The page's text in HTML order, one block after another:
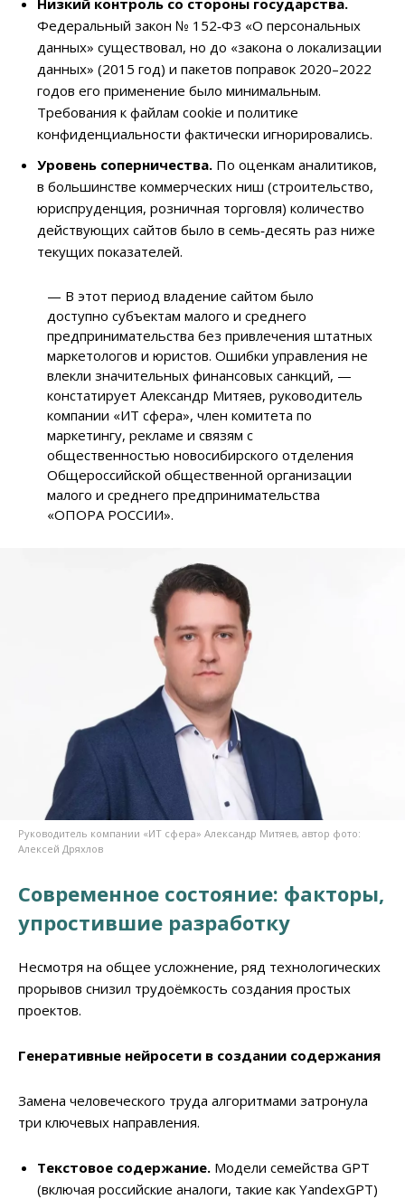
Низкий контроль со стороны государства.
Федеральный закон № 152‑ФЗ «О персональных
данных» существовал, но до «закона о локализации
данных» (2015 год) и пакетов поправок 2020–2022
годов его применение было минимальным.
Требования к файлам cookie и политике
конфиденциальности фактически игнорировались.
Уровень соперничества. По оценкам аналитиков,
в большинстве коммерческих ниш (строительство,
юриспруденция, розничная торговля) количество
действующих сайтов было в семь‑десять раз ниже
текущих показателей.
— В этот период владение сайтом было
доступно субъектам малого и среднего
предпринимательства без привлечения штатных
маркетологов и юристов. Ошибки управления не
влекли значительных финансовых санкций, —
констатирует Александр Митяев, руководитель
компании «ИТ сфера», член комитета по
маркетингу, рекламе и связям с
общественностью новосибирского отделения
Общероссийской общественной организации
малого и среднего предпринимательства
«ОПОРА РОССИИ».
Руководитель компании «ИТ сфера» Александр Митяев, автор фото:
Алексей Дряхлов
Современное состояние: факторы,
упростившие разработку
Несмотря на общее усложнение, ряд технологических
прорывов снизил трудоёмкость создания простых
проектов.
Генеративные нейросети в создании содержания
Замена человеческого труда алгоритмами затронула
три ключевых направления.
Текстовое содержание. Модели семейства GPT
(включая российские аналоги, такие как YandexGPT)